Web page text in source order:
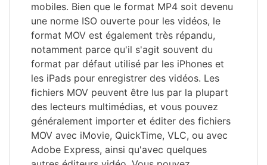
mobiles. Bien que le format MP4 soit devenu
une norme ISO ouverte pour les vidéos, le
format MOV est également très répandu,
notamment parce qu'il s'agit souvent du
format par défaut utilisé par les iPhones et
les iPads pour enregistrer des vidéos. Les
fichiers MOV peuvent être lus par la plupart
des lecteurs multimédias, et vous pouvez
généralement importer et éditer des fichiers
MOV avec iMovie, QuickTime, VLC, ou avec
Adobe Express, ainsi qu'avec quelques